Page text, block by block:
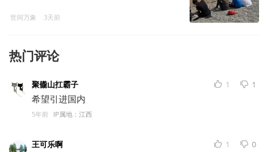
世间万象 3天前
热门评论
聚龓山扛霸子 1 1
希望引进国内
5年前 IP属地：江西
王可乐啊 1 0